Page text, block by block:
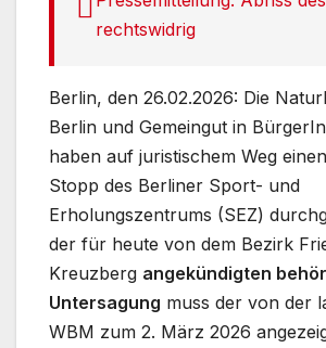
rechtswidrig
Berlin, den 26.02.2026: Die
Berlin und Gemeingut in
haben auf juristischem Weg
Stopp des Berliner Sport- und
Erholungszentrums (SEZ)
der für heute von dem Bezirk
Kreuzberg angekündigten
Untersagung muss der von der
WBM zum 2. März 2026